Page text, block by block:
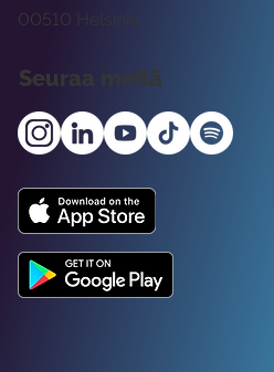
00510 Helsinki
Seuraa meitä